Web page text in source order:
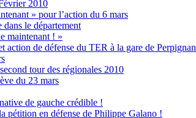
2010
» pour l’action du 6 mars
le département
maintenant ! »
action de défense du TER à la gare de Perpignan
tour des régionales 2010
du 23 mars
de gauche crédible !
pétition en défense de Philippe Galano !